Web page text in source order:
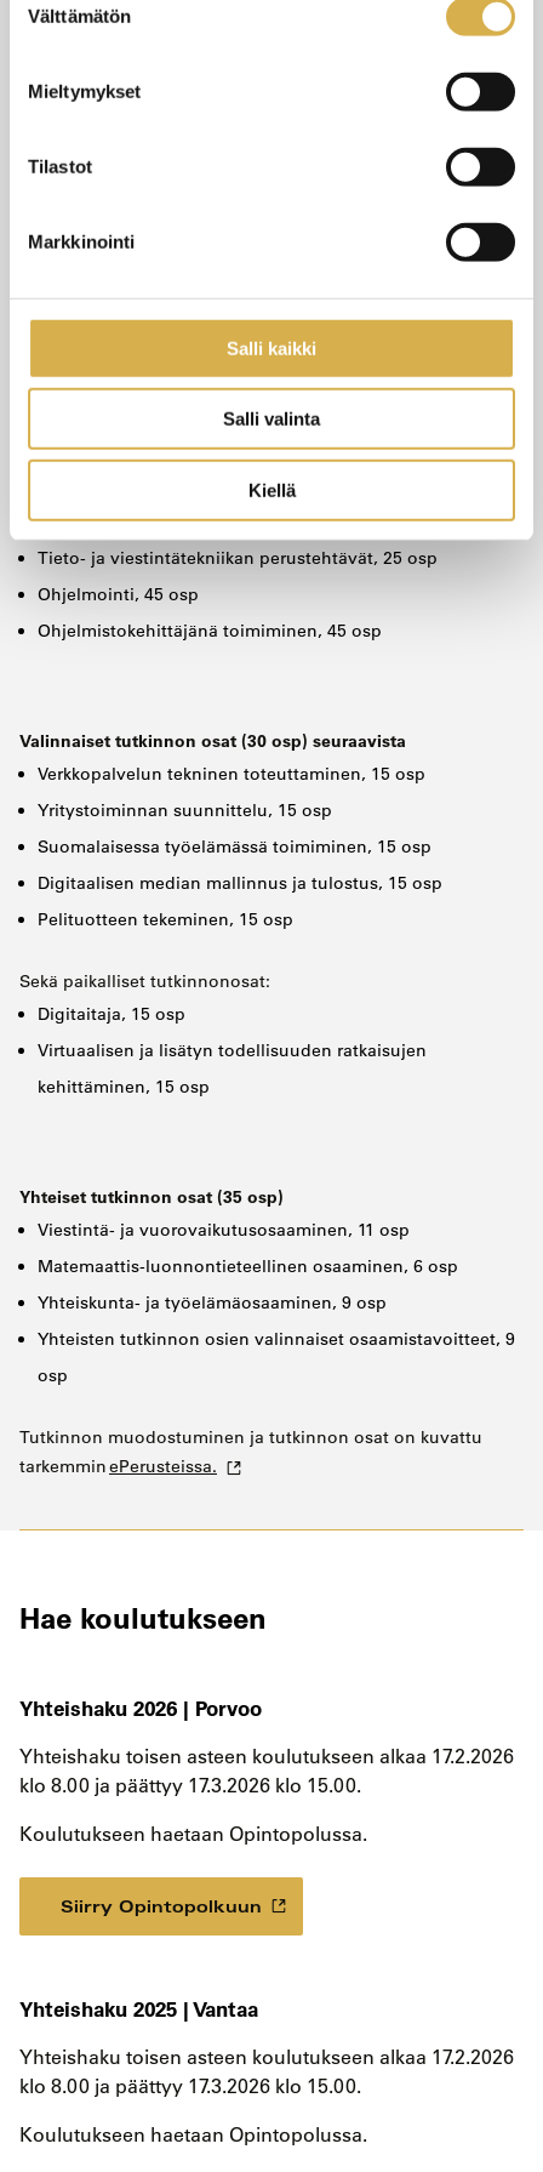
valinta
Välttämätön
Mieltymykset
Tilastot
Markkinointi
Salli kaikki
Salli valinta
Kiellä
Tieto- ja viestintätekniikan perustutkinto muodostuu
ammatillisista tutkinnon osista (145 osp) ja yhteisistä
tutkinnon osista (35 osp). Ohjelmistokehittäjällä
ammatillisista tutkinnon osista pakollisia on 115
osaamispistettä ja valinnaisia 30 osaamispistettä.
Pakolliset tutkinnon osat (115 osp)
Tieto- ja viestintätekniikan perustehtävät, 25 osp
Ohjelmointi, 45 osp
Ohjelmistokehittäjänä toimiminen, 45 osp
Valinnaiset tutkinnon osat (30 osp) seuraavista
Verkkopalvelun tekninen toteuttaminen, 15 osp
Yritystoiminnan suunnittelu, 15 osp
Suomalaisessa työelämässä toimiminen, 15 osp
Digitaalisen median mallinnus ja tulostus, 15 osp
Pelituotteen tekeminen, 15 osp
Sekä paikalliset tutkinnonosat:
Digitaitaja, 15 osp
Virtuaalisen ja lisätyn todellisuuden ratkaisujen
kehittäminen, 15 osp
Yhteiset tutkinnon osat (35 osp)
Viestintä- ja vuorovaikutusosaaminen, 11 osp
Matemaattis-luonnontieteellinen osaaminen, 6 osp
Yhteiskunta- ja työelämäosaaminen, 9 osp
Yhteisten tutkinnon osien valinnaiset osaamistavoitteet, 9
osp
Tutkinnon muodostuminen ja tutkinnon osat on kuvattu
tarkemminePerusteissa.
Hae koulutukseen
Yhteishaku 2026 | Porvoo
Yhteishaku toisen asteen koulutukseen alkaa 17.2.2026
klo 8.00 ja päättyy 17.3.2026 klo 15.00.
Koulutukseen haetaan Opintopolussa.
Siirry Opintopolkuun
Yhteishaku 2025 | Vantaa
Yhteishaku toisen asteen koulutukseen alkaa 17.2.2026
klo 8.00 ja päättyy 17.3.2026 klo 15.00.
Koulutukseen haetaan Opintopolussa.